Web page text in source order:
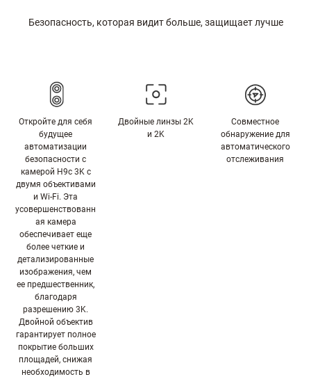
Безопасность, которая видит больше, защищает лучше
Откройте для себя
будущее
автоматизации
безопасности с
камерой H9c 3K с
двумя объективами
и Wi-Fi. Эта
усовершенствованн
ая камера
обеспечивает еще
более четкие и
детализированные
изображения, чем
ее предшественник,
благодаря
разрешению 3K.
Двойной объектив
гарантирует полное
покрытие больших
площадей, снижая
необходимость в
Двойные линзы 2K
и 2K
Совместное
обнаружение для
автоматического
отслеживания